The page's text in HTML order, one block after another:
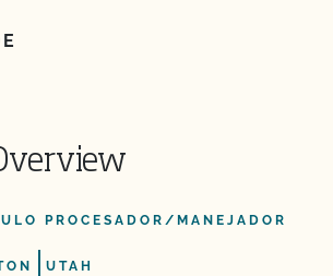
PROCESADOR/MANEJADOR
UTAH